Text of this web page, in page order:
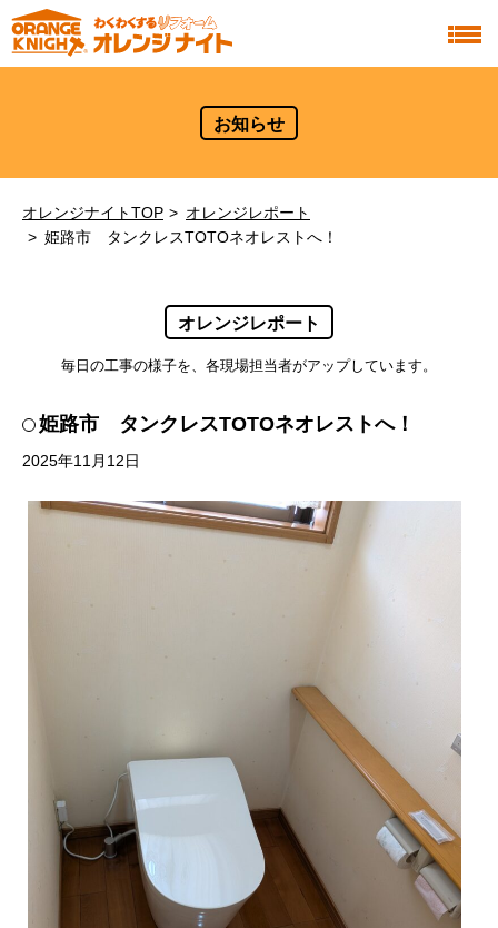
お知らせ
オレンジナイトTOP
オレンジレポート
姫路市 タンクレスTOTOネオレストへ！
オレンジレポート
毎日の工事の様子を、各現場担当者がアップしています。
姫路市 タンクレスTOTOネオレストへ！
2025年11月12日